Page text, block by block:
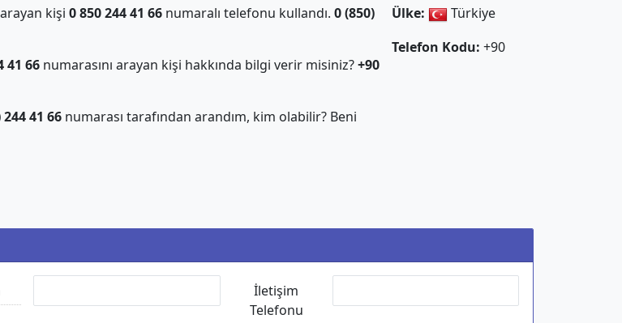
kişi 0 850 244 41 66numaralı telefonu kullandı. 0 (850)
41 66numarasını arayan kişi hakkında bilgi verir misiniz?+90
244 41 66numarası tarafından arandım, kim olabilir? Beni
Ülke:
Türkiye
Telefon Kodu: +90
İletişim
Telefonu